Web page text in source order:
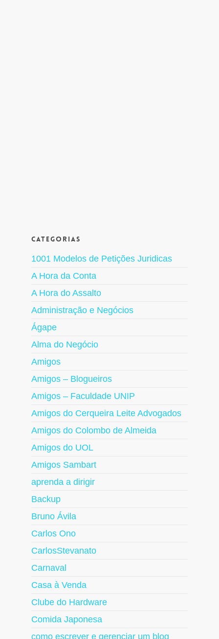
Categorias
1001 Modelos de Petições Juridicas
A Hora da Conta
A Hora do Assalto
Administração e Negócios
Ágape
Alma do Negócio
Amigos
Amigos – Blogueiros
Amigos – Faculdade UNIP
Amigos do Cerqueira Leite Advogados
Amigos do Colombo de Almeida
Amigos do UOL
Amigos Sambart
aprenda a dirigir
Backup
Bruno Ávila
Carlos Ono
CarlosStevanato
Carnaval
Casa à Venda
Clube do Hardware
Comida Japonesa
como escrever e gerenciar um blog